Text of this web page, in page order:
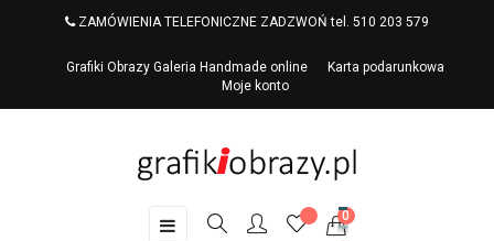
ZAMÓWIENIA TELEFONICZNE ZADZWOŃ tel. 510 203 579
Grafiki Obrazy Galeria Handmade online
Karta podarunkowa
Moje konto
Toggle
☰ 0